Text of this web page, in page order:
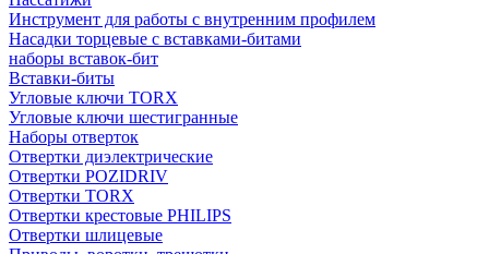
Инструмент для работы с внутренним профилем
Насадки торцевые с вставками-битами
наборы вставок-бит
Вставки-биты
Угловые ключи TORX
Угловые ключи шестигранные
Наборы отверток
Отвертки диэлектрические
Отвертки POZIDRIV
Отвертки TORX
Отвертки крестовые PHILIPS
Отвертки шлицевые